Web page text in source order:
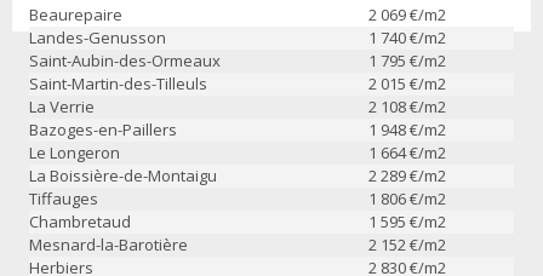
Beaurepaire 2 069€/m2
Landes-Genusson
1 740€/m2
Saint-Aubin-des-Ormeaux
1 795 €/m2
Saint-Martin-des-Tilleuls
2 015 €/m2
La Verrie
2 108€/m2
Bazoges-en-Paillers
1 948€/m2
Le Longeron
1 664€/m2
La Boissière-de-Montaigu
2 289€/m2
Tiffauges
1 806€/m2
Chambretaud
1 595 €/m2
Mesnard-la-Barotière
2 152 €/m2
Herbiers
2 830€/m2